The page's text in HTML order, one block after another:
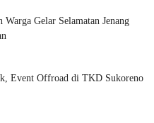
Warga Gelar Selamatan Jenang
Event Offroad di TKD Sukoreno